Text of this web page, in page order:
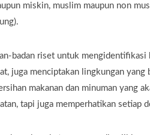
miskin, muslim maupun non
badan riset untuk
juga menciptakan lingkungan
makanan dan minuman yang
tapi juga memperhatikan setiap